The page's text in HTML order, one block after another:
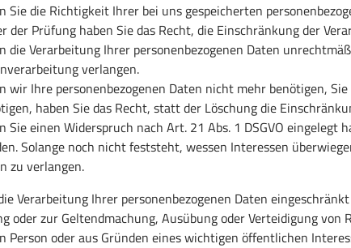
Sie die Richtigkeit Ihrer bei uns gespeicherten
der Prüfung haben Sie das Recht, die Einschränkung der
die Verarbeitung Ihrer personenbezogenen Daten
verlangen.
wir Ihre personenbezogenen Daten nicht mehr benötigen,
haben Sie das Recht, statt der Löschung die
Sie einen Widerspruch nach Art. 21 Abs. 1 DSGVO
Solange noch nicht feststeht, wessen Interessen
zu verlangen.
Verarbeitung Ihrer personenbezogenen Daten
oder zur Geltendmachung, Ausübung oder Verteidigung
Person oder aus Gründen eines wichtigen öffentlichen